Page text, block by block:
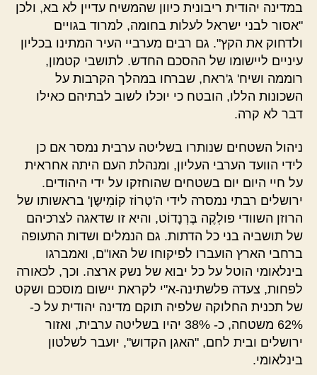
במדינה יהודית ריבונית כיוון שהמשיח עדיין לא בא, ולכן
"אסור לבני ישראל לעלות בחומה, למרוד בגויים
ולדחוק את הקץ". גם רבים מערביי העיר המתינו בכליון
עיניים ליישומו של ההסכם החדש. לתושבי קטמון,
רוממה ושיח' ג'ראח, שברחו במהלך הקרבות על
השכונות הללו, הובטח כי יוכלו לשוב לבתיהם כאילו
דבר לא קרה.
ניהול השטחים שנותרו בשליטה ערבית נמסר אם כן
לידי הוועד הערבי העליון, ומנהלת העם היתה אחראית
על חיי היום יום בשטחים שהוחזקו על ידי היהודים.
ירושלים רבתי נמסרה לידי ה'טְרוֹז קוֹמִישֶן' בראשותו של
הרוזן השוודי פולְקֶה בֶּרְנָדוֹט, והיא זו שדאגה לצרכיהם
של תושביה בני כל הדתות. גם הנמלים ושדות התעופה
ברחבי הארץ הועברו לפיקוחו של האו"ם, ואמברגו
בינלאומי הוטל על כל יבוא של נשק ארצה. וכך, לכאורה
לפחות, צעדה פלשתינה-א"י לקראת יישום מוסכם ושקט
של תכנית החלוקה שלפיה תוקם מדינה יהודית על כ-
62% משטחה, כ- 38% יהיו בשליטה ערבית, ואזור
ירושלים ובית לחם, "האגן הקדוש", יועבר לשלטון
בינלאומי.